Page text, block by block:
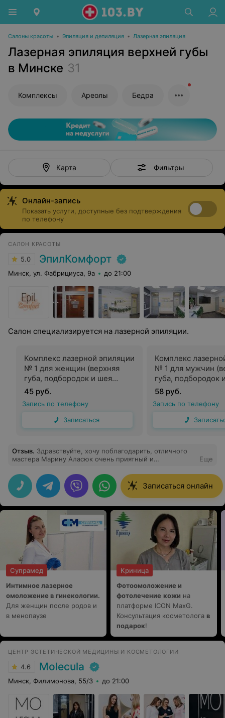
Салоны красоты • Эпиляция и депиляция • Лазерная эпиляция
Лазерная эпиляция верхней губы
в Минске 31
Комплексы Ареолы Бедра
Карта Фильтры
Онлайн-запись
Показать услуги, доступные без подтверждения
по телефону
САЛОН КРАСОТЫ
5.0 ЭпилКомфорт
Минск, ул. Фабрициуса, 9а до 21:00
Салон специализируется на лазерной эпиляции.
Комплекс лазерной эпиляции
№ 1 для женщин (верхняя
губа, подбородок и шея
спереди)
45 руб.
Запись по телефону
Записаться
Комплекс
№ 1 для мужчин
губа, подбородок
спереди)
58 руб.
Запись по телефону
Отзыв. Здравствуйте, хочу поблагодарить, отличного
мастера Марину Аласюк очень приятный и
хожу не один год к вам и довольна результатом! А так
же отдельное спасибо, за оперативности, вчера с утра
позвонила и вечером уже попала к мастеру.
Процветания и побольше приятных клиентов)
Еще
Записаться онлайн
Супрамед
Интимное лазерное
омоложение в гинекологии.
Для женщин после родов и
в менопаузе
Криница
Фотоомоложение и
фотолечение кожи на
платформе ICON MaxG.
Консультация косметолога в
подарок!
ЦЕНТР ЭСТЕТИЧЕСКОЙ МЕДИЦИНЫ И КОСМЕТОЛОГИИ
4.6 Molecula
Минск, Филимонова, 55/3 до 21:00